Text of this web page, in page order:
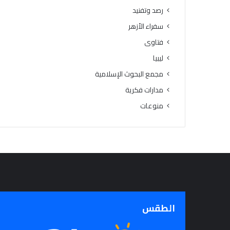
رصد وتفنيد
سفراء الأزهر
فتاوى
ليبيا
مجمع البحوث الإسلامية
مدارات فكرية
منوعات
الطقس